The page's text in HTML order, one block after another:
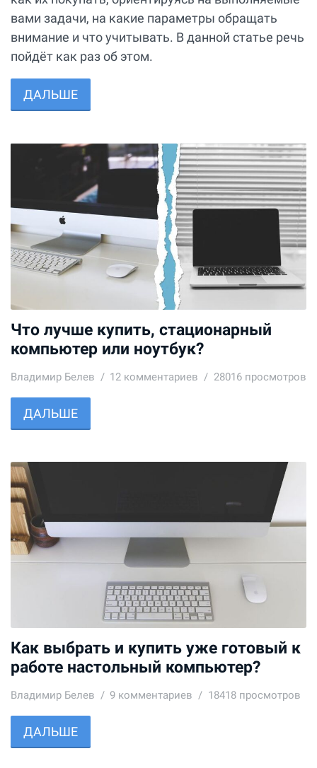
вами задачи, на какие параметры обращать
внимание и что учитывать. В данной статье речь
пойдёт как раз об этом.
ДАЛЬШЕ
Что лучше купить, стационарный
компьютер или ноутбук?
Владимир Белев 12 комментариев 28016 просмотров
ДАЛЬШЕ
Как выбрать и купить уже готовый к
работе настольный компьютер?
Владимир Белев 9 комментариев 18418 просмотров
ДАЛЬШЕ